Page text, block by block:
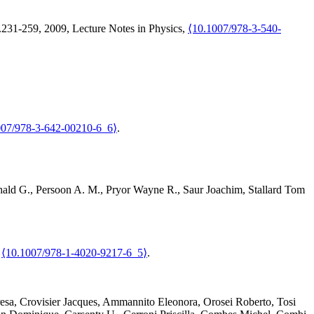
259, 2009, Lecture Notes in Physics, ⟨10.1007/978-3-540-
978-3-642-00210-6_6⟩.
G., Persoon A. M., Pryor Wayne R., Saur Joachim, Stallard Tom
⟨10.1007/978-1-4020-9217-6_5⟩.
, Crovisier Jacques, Ammannito Eleonora, Orosei Roberto, Tosi